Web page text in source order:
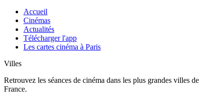
Accueil
Cinémas
Actualités
Télécharger l'app
Les cartes cinéma à Paris
Villes
Retrouvez les séances de cinéma dans les plus grandes villes de
France.